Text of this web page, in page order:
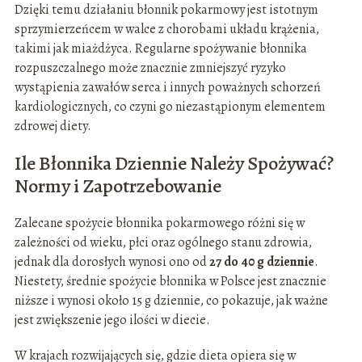
Dzięki temu działaniu błonnik pokarmowy jest istotnym
sprzymierzeńcem w walce z chorobami układu krążenia,
takimi jak miażdżyca. Regularne spożywanie błonnika
rozpuszczalnego może znacznie zmniejszyć ryzyko
wystąpienia zawałów serca i innych poważnych schorzeń
kardiologicznych, co czyni go niezastąpionym elementem
zdrowej diety.
Ile Błonnika Dziennie Należy Spożywać?
Normy i Zapotrzebowanie
Zalecane spożycie błonnika pokarmowego różni się w
zależności od wieku, płci oraz ogólnego stanu zdrowia,
jednak dla dorosłych wynosi ono od27 do 40 g dziennie.
Niestety, średnie spożycie błonnika w Polsce jest znacznie
niższe i wynosi około 15 g dziennie, co pokazuje, jak ważne
jest zwiększenie jego ilości w diecie.
W krajach rozwijających się, gdzie dieta opiera się w